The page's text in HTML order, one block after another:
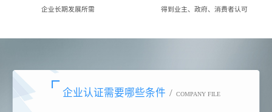
企业长期发展所需 得到业主、政府、消费者认可
企业认证需要哪些条件 / COMPANY FILE